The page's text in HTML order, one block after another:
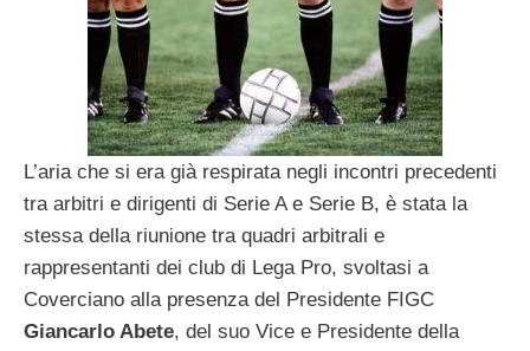
L’aria che si era già respirata negli incontri precedenti
tra arbitri e dirigenti di Serie A e Serie B, è stata la
stessa della riunione tra quadri arbitrali e
rappresentanti dei club di Lega Pro, svoltasi a
Coverciano alla presenza del Presidente FIGC
Giancarlo Abete, del suo Vice e Presidente della